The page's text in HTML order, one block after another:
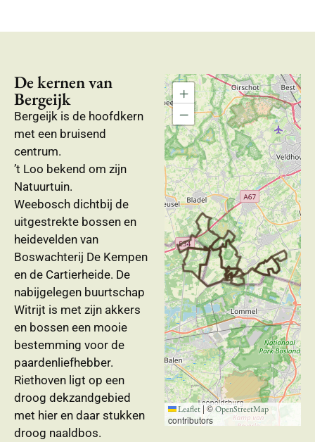
De kernen van
Bergeijk
Bergeijk is de hoofdkern
met een bruisend
centrum.
’t Loo bekend om zijn
Natuurtuin.
Weebosch dichtbij de
uitgestrekte bossen en
heidevelden van
Boswachterij De Kempen
en de Cartierheide. De
nabijgelegen buurtschap
Witrijt is met zijn akkers
en bossen een mooie
bestemming voor de
paardenliefhebber.
Riethoven ligt op een
droog dekzandgebied
met hier en daar stukken
droog naaldbos.
+
−
Leaflet|©OpenStreetMap
contributors